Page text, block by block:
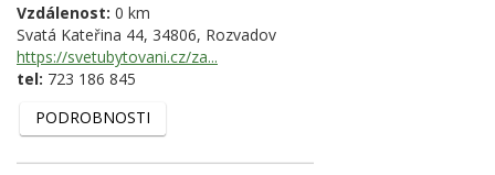
Vzdálenost: 0 km
Svatá Kateřina 44, 34806, Rozvadov
https://svetubytovani.cz/za...
tel: 723 186 845
PODROBNOSTI